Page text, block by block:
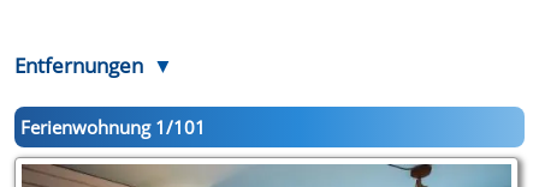
Entfernungen
Ferienwohnung 1/101